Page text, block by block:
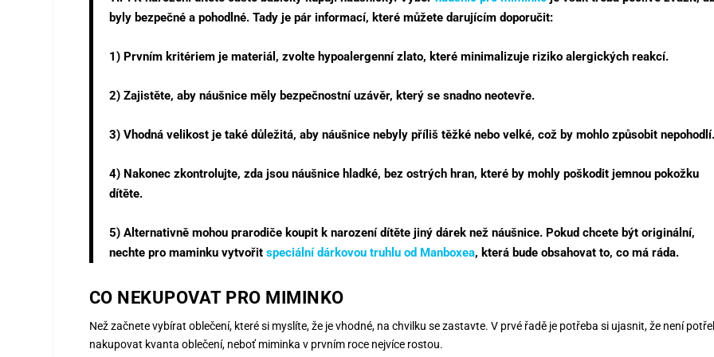
byly bezpečné a pohodlné. Tady je pár informací, které můžete darujícím doporučit:
1) Prvním kritériem je materiál , zvolte hypoalergenní zlato, které minimalizuje riziko alergických reakcí.
2) Zajistěte, aby náušnice měly bezpečnostní uzávěr, který se snadno neotevře.
3) Vhodná velikost je také důležitá, aby náušnice nebyly příliš těžké nebo velké, což by mohlo způsobit nepohodlí.
4) Nakonec zkontrolujte, zda jsou náušnice hladké, bez ostrých hran, které by mohly poškodit jemnou pokožku
dítěte.
5) Alternativně mohou prarodiče koupit k narození dítěte jiný dárek než náušnice. Pokud chcete být originální,
nechte pro maminku vytvořit speciální dárkovou truhlu od Manboxea, která bude obsahovat to, co má ráda.
CO NEKUPOVAT PRO MIMINKO
Než začnete vybírat oblečení, které si myslíte, že je vhodné, na chvilku se zastavte. V prvé řadě je potřeba si ujasnit, že není
nakupovat kvanta oblečení, neboť miminka v prvním roce nejvíce rostou.